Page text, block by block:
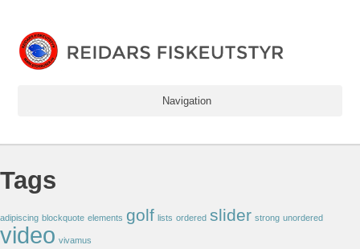
Tags
adipiscing blockquote elements golf lists ordered slider strong unordered
video vivamus